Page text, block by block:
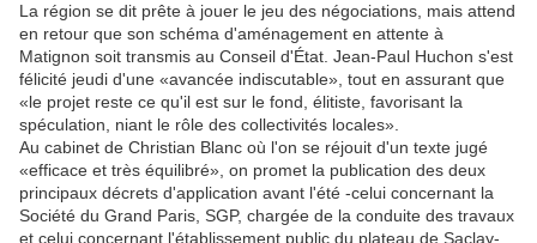
La région se dit prête à jouer le jeu des négociations, mais attend
en retour que son schéma d'aménagement en attente à
Matignon soit transmis au Conseil d'État. Jean-Paul Huchon s'est
félicité jeudi d'une «avancée indiscutable», tout en assurant que
«le projet reste ce qu'il est sur le fond, élitiste, favorisant la
spéculation, niant le rôle des collectivités locales».
Au cabinet de Christian Blanc où l'on se réjouit d'un texte jugé
«efficace et très équilibré», on promet la publication des deux
principaux décrets d'application avant l'été -celui concernant la
Société du Grand Paris, SGP, chargée de la conduite des travaux
et celui concernant l'établissement public du plateau de Saclay-